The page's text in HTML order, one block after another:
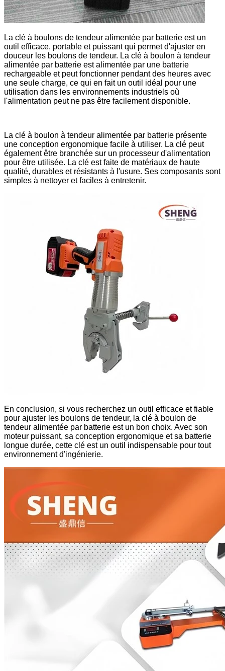
La clé à boulons de tendeur alimentée par batterie est un
outil efficace, portable et puissant qui permet d'ajuster en
douceur les boulons de tendeur. La clé à boulon à tendeur
alimentée par batterie est alimentée par une batterie
rechargeable et peut fonctionner pendant des heures avec
une seule charge, ce qui en fait un outil idéal pour une
utilisation dans les environnements industriels où
l'alimentation peut ne pas être facilement disponible.
La clé à boulon à tendeur alimentée par batterie présente
une conception ergonomique facile à utiliser. La clé peut
également être branchée sur un processeur d'alimentation
pour être utilisée. La clé est faite de matériaux de haute
qualité, durables et résistants à l'usure. Ses composants sont
simples à nettoyer et faciles à entretenir.
En conclusion, si vous recherchez un outil efficace et fiable
pour ajuster les boulons de tendeur, la clé à boulon de
tendeur alimentée par batterie est un bon choix. Avec son
moteur puissant, sa conception ergonomique et sa batterie
longue durée, cette clé est un outil indispensable pour tout
environnement d'ingénierie.